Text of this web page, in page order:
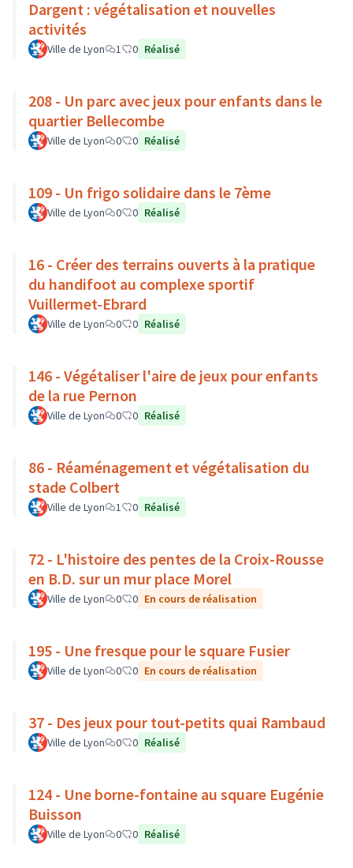
Dargent : végétalisation et nouvelles
activités
Ville de Lyon 1 0 Réalisé
208 - Un parc avec jeux pour enfants dans le
quartier Bellecombe
Ville de Lyon 0 0 Réalisé
109 - Un frigo solidaire dans le 7ème
Ville de Lyon 0 0 Réalisé
16 - Créer des terrains ouverts à la pratique
du handifoot au complexe sportif
Vuillermet-Ebrard
Ville de Lyon 0 0 Réalisé
146 - Végétaliser l'aire de jeux pour enfants
de la rue Pernon
Ville de Lyon 0 0 Réalisé
86 - Réaménagement et végétalisation du
stade Colbert
Ville de Lyon 1 0 Réalisé
72 - L'histoire des pentes de la Croix-Rousse
en B.D. sur un mur place Morel
Ville de Lyon 0 0 En cours de réalisation
195 - Une fresque pour le square Fusier
Ville de Lyon 0 0 En cours de réalisation
37 - Des jeux pour tout-petits quai Rambaud
Ville de Lyon 0 0 Réalisé
124 - Une borne-fontaine au square Eugénie
Buisson
Ville de Lyon 0 0 Réalisé